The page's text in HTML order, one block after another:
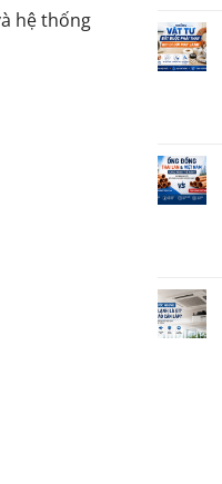
hệ thống